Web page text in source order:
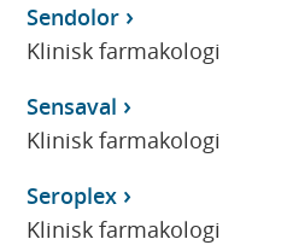
Sendolor
Klinisk farmakologi
Sensaval
Klinisk farmakologi
Seroplex
Klinisk farmakologi